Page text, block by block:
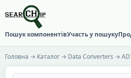
Пошук компонентівУчасть у пошуку
Головна → Каталог → Data Converters →